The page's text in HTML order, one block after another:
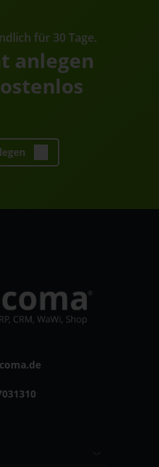
für 30 Tage.
anlegen